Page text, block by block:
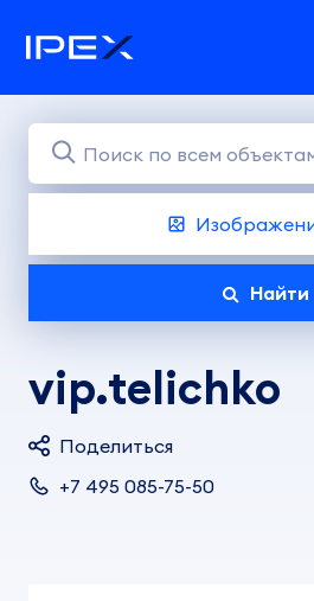
Найти
vip.telichko
Поделиться
+7 495 085-75-50